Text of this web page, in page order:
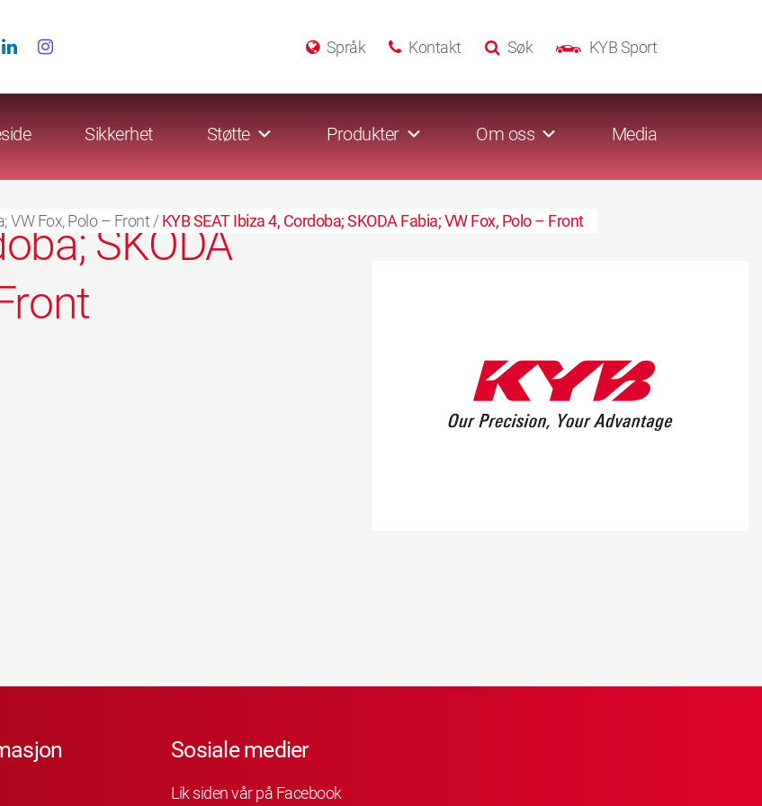
KYB Sport
Søk
Kontakt
Språk
Sikkerhet Støtte Produkter Om oss Media
VW Fox, Polo – Front /KYB SEAT Ibiza 4, Cordoba; SKODA Fabia; VW Fox, Polo – Front
SKODA
Sosiale medier
Lik siden vår på Facebook